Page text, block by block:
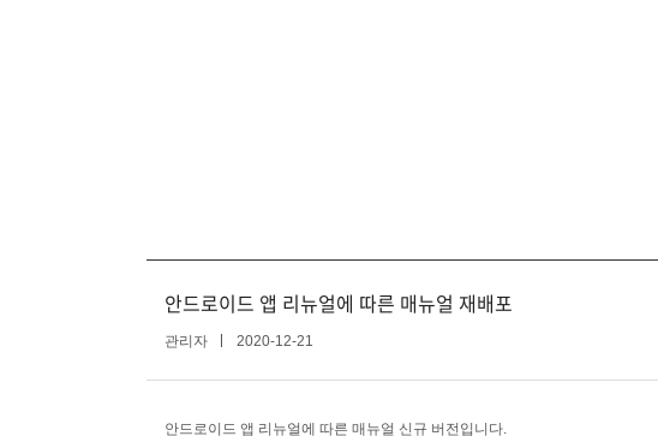
안드로이드 앱 리뉴얼에 따른 매뉴얼 재배포
관리자 2020-12-21
안드로이드 앱 리뉴얼에 따른 매뉴얼 신규 버전입니다.